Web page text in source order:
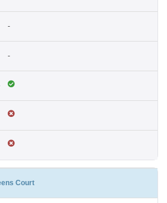
-
-
Court